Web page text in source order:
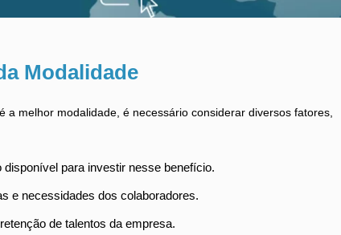
Modalidade
a melhor modalidade, é necessário considerar diversos fatores,
disponível para investir nesse benefício.
e necessidades dos colaboradores.
de talentos da empresa.